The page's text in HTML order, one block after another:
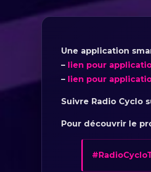
Une application
– lien pour
– lien pour
Suivre Radio Cyclo
Pour découvrir le